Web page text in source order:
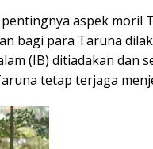
aspek moril
bagi para Taruna
(IB) ditiadakan dan
tetap terjaga